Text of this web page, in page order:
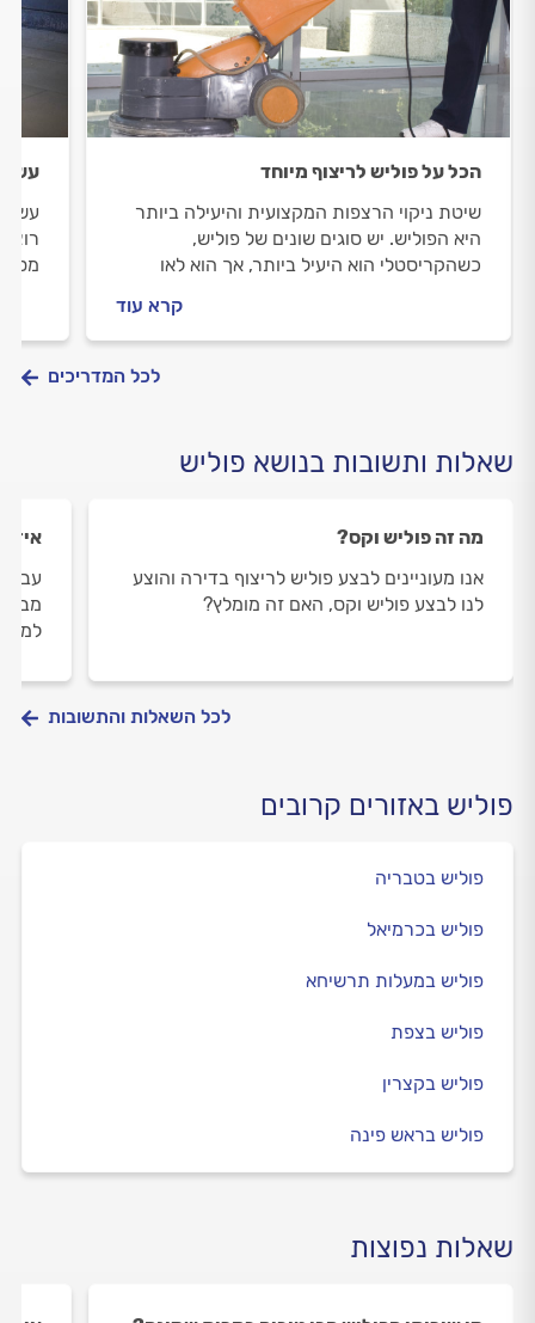
הכל על פוליש לריצוף מיוחד
שיטת ניקוי הרצפות המקצועית והיעילה ביותר
היא הפוליש. יש סוגים שונים של פוליש,
כשהקריסטלי הוא היעיל ביותר, אך הוא לאו
קרא עוד
לכל המדריכים
שאלות ותשובות בנושא פוליש
מה זה פוליש וקס?
אנו מעוניינים לבצע פוליש לריצוף בדירה והוצע
לנו לבצע פוליש וקס, האם זה מומלץ?
לכל השאלות והתשובות
פוליש באזורים קרובים
פוליש בטבריה
פוליש בכרמיאל
פוליש במעלות תרשיחא
פוליש בצפת
פוליש בקצרין
פוליש בראש פינה
שאלות נפוצות